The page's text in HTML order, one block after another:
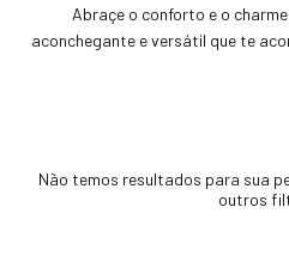
Abraçe o conforto e o
aconchegante e versátil que te
Não temos resultados para sua
outros